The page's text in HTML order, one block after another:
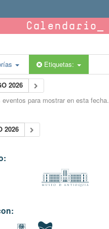
Calendario
Etiquetas:
2026
eventos para mostrar en esta fecha.
2026